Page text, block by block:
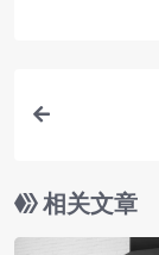
相关文章